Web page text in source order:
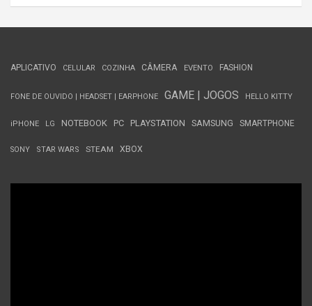
APLICATIVO CELULAR COZINHA CÂMERA EVENTO FASHION
FONE DE OUVIDO | HEADSET | EARPHONE GAME | JOGOS HELLO KITTY
iPHONE LG NOTEBOOK PC PLAYSTATION SAMSUNG SMARTPHONE
SONY STAR WARS STEAM XBOX